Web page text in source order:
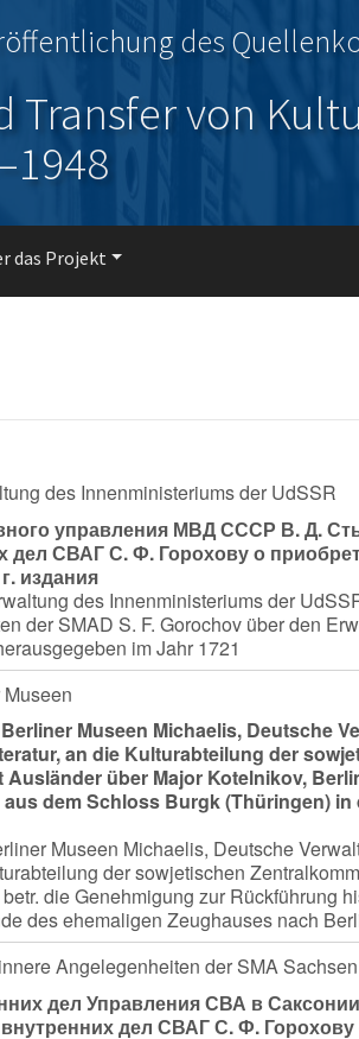
des
Transfer von
das Projekt
des Innenministeriums der UdSSR
управления МВД СССР В. Д.
дел СВАГ С. Ф. Горохову о
издания
des Innenministeriums der
der SMAD S. F. Gorochov über den
im Jahr 1721
Museen Michaelis, Deutsche
an die Kulturabteilung der
über Major Kotelnikov,
dem Schloss Burgk (Thüringen) in
Museen Michaelis, Deutsche
der sowjetischen
die Genehmigung zur Rückführung
des ehemaligen Zeughauses nach
Angelegenheiten der SMA Sachsen
дел Управления СВА в
дел СВАГ С. Ф.